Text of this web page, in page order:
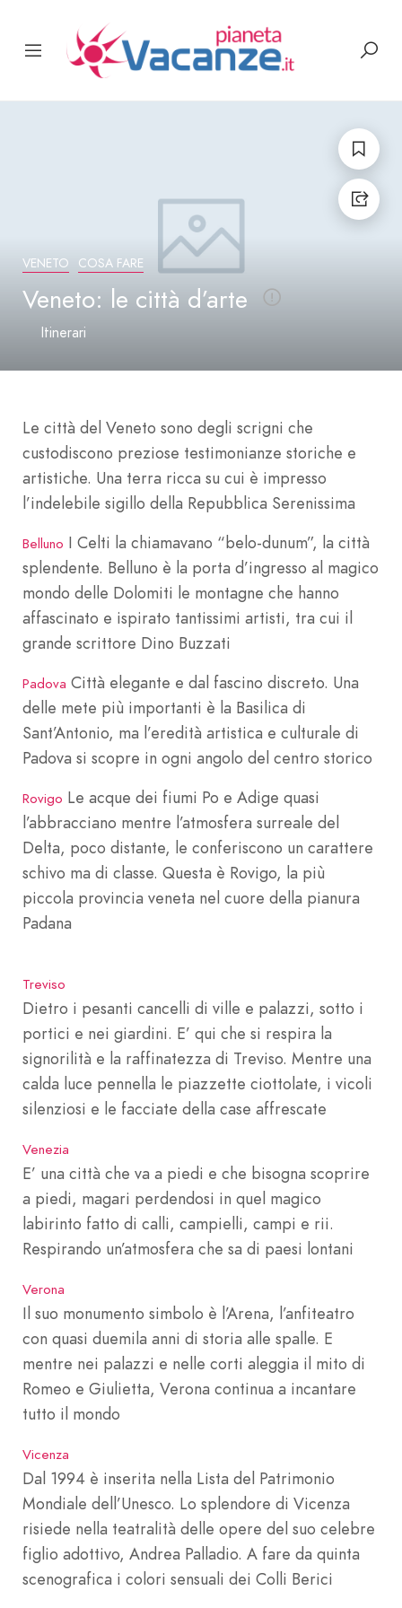
VENETO COSA FARE
Veneto: le città d’arte
Itinerari
Le città del Veneto sono degli scrigni che
custodiscono preziose testimonianze storiche e
artistiche. Una terra ricca su cui è impresso
l’indelebile sigillo della Repubblica Serenissima
Belluno I Celti la chiamavano “belo-dunum”, la città
splendente. Belluno è la porta d’ingresso al magico
mondo delle Dolomiti le montagne che hanno
affascinato e ispirato tantissimi artisti, tra cui il
grande scrittore Dino Buzzati
Padova Città elegante e dal fascino discreto. Una
delle mete più importanti è la Basilica di
Sant’Antonio, ma l’eredità artistica e culturale di
Padova si scopre in ogni angolo del centro storico
Rovigo Le acque dei fiumi Po e Adige quasi
l’abbracciano mentre l’atmosfera surreale del
Delta, poco distante, le conferiscono un carattere
schivo ma di classe. Questa è Rovigo, la più
piccola provincia veneta nel cuore della pianura
Padana
Treviso
Dietro i pesanti cancelli di ville e palazzi, sotto i
portici e nei giardini. E’ qui che si respira la
signorilità e la raffinatezza di Treviso. Mentre una
calda luce pennella le piazzette ciottolate, i vicoli
silenziosi e le facciate della case affrescate
Venezia
E’ una città che va a piedi e che bisogna scoprire
a piedi, magari perdendosi in quel magico
labirinto fatto di calli, campielli, campi e rii.
Respirando un’atmosfera che sa di paesi lontani
Verona
Il suo monumento simbolo è l’Arena, l’anfiteatro
con quasi duemila anni di storia alle spalle. E
mentre nei palazzi e nelle corti aleggia il mito di
Romeo e Giulietta, Verona continua a incantare
tutto il mondo
Vicenza
Dal 1994 è inserita nella Lista del Patrimonio
Mondiale dell’Unesco. Lo splendore di Vicenza
risiede nella teatralità delle opere del suo celebre
figlio adottivo, Andrea Palladio. A fare da quinta
scenografica i colori sensuali dei Colli Berici